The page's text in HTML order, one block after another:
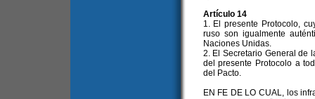
Artículo 14
1. El presente Protocolo,
ruso son igualmente
Naciones Unidas.
2. El Secretario General de
del presente Protocolo a
del Pacto.
EN FE DE LO CUAL, los